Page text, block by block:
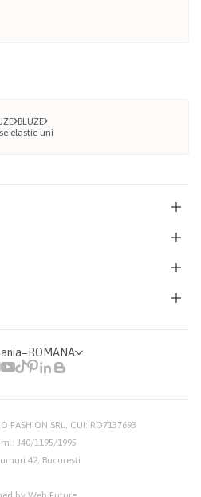
BLUZE
elastic uni
− ROMANA
FASHION SRL, CUI: RO7137693
J40/1195/1995
42, Bucuresti